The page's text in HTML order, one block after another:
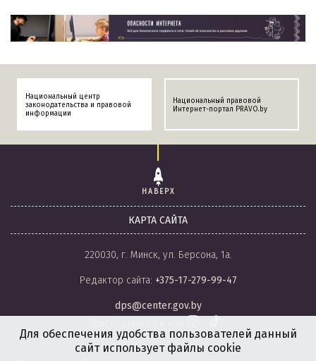
Национальный центр
законодательства и правовой
информации
Национальный правовой
Интернет-портал PRAVO.by
НАВЕРХ
КАРТА САЙТА
220030, г. Минск, ул. Берсона, 1а.
Редактор сайта: +375-17-279-99-47
dps@center.gov.by
Для обеспечения удобства пользователей данный
сайт использует файлы cookie